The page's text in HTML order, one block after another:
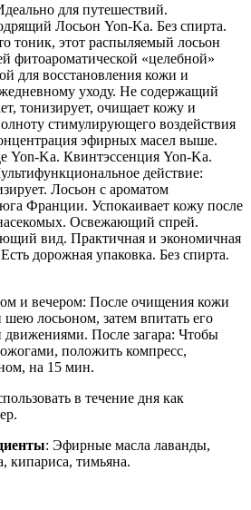
для путешествий.
Лосьон Yon-Ka. Без спирта.
тоник, этот распыляемый лосьон
фитоароматической «целебной»
для восстановления кожи и
уходу. Не содержащий
тонизирует, очищает кожу и
стимулирующего воздействия
эфирных масел выше.
Yon-Ka. Квинтэссенция Yon-Ka.
действие:
Лосьон с ароматом
Франции. Успокаивает кожу после
Освежающий спрей.
вид. Практичная и экономичная
дорожная упаковка. Без спирта.
и вечером: После очищения кожи
лосьоном, затем впитать его
После загара: Чтобы
положить компресс,
на 15 мин.
в течение дня как
: Эфирные масла лаванды,
кипариса, тимьяна.